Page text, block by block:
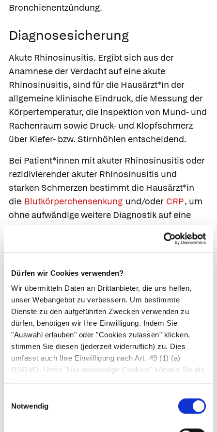
Dürfen wir Cookies verwenden?
Wir übermitteln Daten an Drittanbieter, die uns helfen,
unser Webangebot zu verbessern. Um bestimmte
Dienste zu den aufgeführten Zwecken verwenden zu
dürfen, benötigen wir Ihre Einwilligung. Indem Sie
"Auswahl erlauben" oder "Cookies zulassen" klicken,
stimmen Sie diesen (jederzeit widerruflich) zu. Dies
umfasst auch Ihre Einwilligung nach Art. 49 (1) (a)
DSGVO. Unter "Nur notwendige Cookies" können Sie die
Notwendig
Bronchienentzündung.
Diagnosesicherung
Akute Rhinosinusitis. Ergibt sich aus der
Anamnese der Verdacht auf eine akute
Rhinosinusitis, sind für die Hausärzt*in der
allgemeine klinische Eindruck, die Messung der
Körpertemperatur, die Inspektion von Mund- und
Rachenraum sowie Druck- und Klopfschmerz
über Kiefer- bzw. Stirnhöhlen entscheidend.
Bei Patient*innen mit akuter Rhinosinusitis oder
rezidivierender akuter Rhinosinusitis und
starken Schmerzen bestimmt die Hausärzt*in
die Blutkörperchensenkung und/oder CRP, um
ohne aufwändige weitere Diagnostik auf eine
Indikation zur Antibiotikatherapie zu schließen.
Besteht bei Säuglingen und Kleinkindern ein
einseitiger Schnupfen, sollte immer auch ein
Fremdkörper in der Nasein Betracht gezogen
werden. Ansonsten sind allergische Ursachen zu
bedenken und ggf. durch Allergietests
auszuschließen.
Chronische Rhinosinusitis. Bei Verdacht auf
die HNO-Praxis überweisen. Die HNO-Ärzt*in